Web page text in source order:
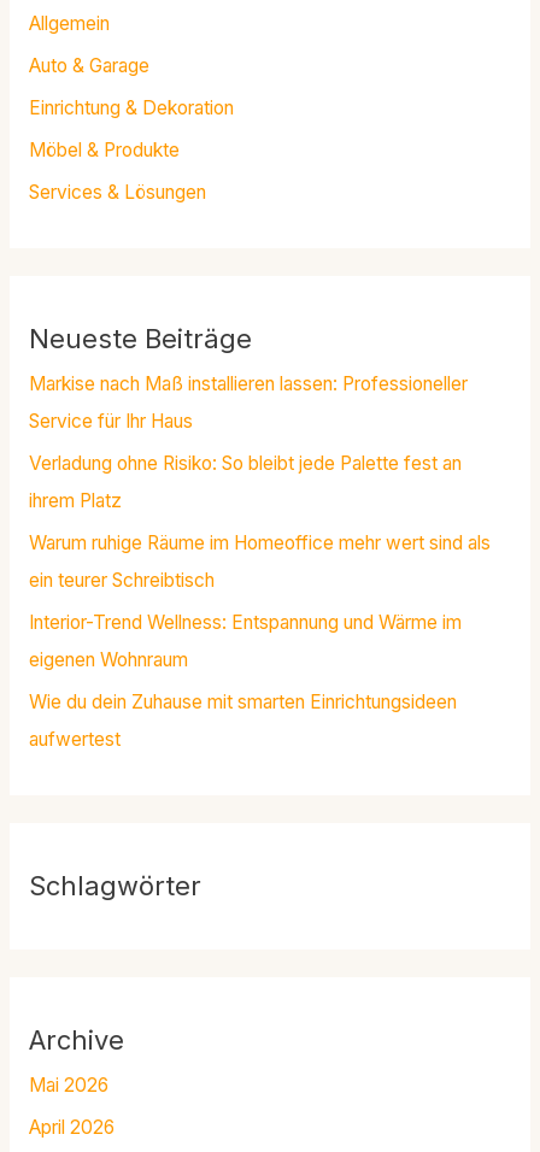
Allgemein
Auto & Garage
Einrichtung & Dekoration
Möbel & Produkte
Services & Lösungen
Neueste Beiträge
Markise nach Maß installieren lassen: Professioneller
Service für Ihr Haus
Verladung ohne Risiko: So bleibt jede Palette fest an
ihrem Platz
Warum ruhige Räume im Homeoffice mehr wert sind als
ein teurer Schreibtisch
Interior-Trend Wellness: Entspannung und Wärme im
eigenen Wohnraum
Wie du dein Zuhause mit smarten Einrichtungsideen
aufwertest
Schlagwörter
Archive
Mai 2026
April 2026